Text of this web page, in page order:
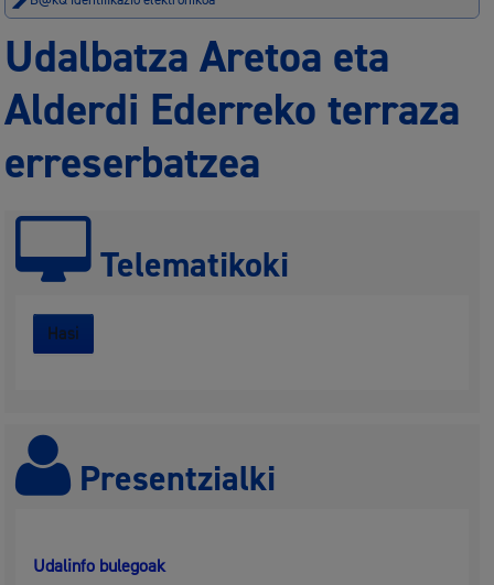
Udalbatza Aretoa eta
Alderdi Ederreko terraza
erreserbatzea
Telematikoki
Hasi
Presentzialki
Udalinfo bulegoak